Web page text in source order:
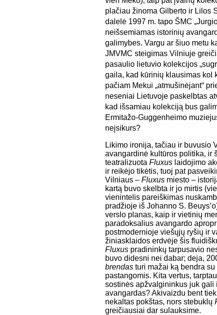
plačiau žinoma Gilberto ir Lilos
dalelė 1997 m. tapo ŠMC
neišsemiamas istorinių
galimybes. Vargu ar šiuo metu
JMVMC steigimas Vilniuje
pasaulio lietuvio kolekcijos
gaila, kad kūrinių klausimas kol
pačiam Mekui „atmušinėjant“
neseniai Lietuvoje paskelbtas
kad išsamiau kolekciją bus
Ermitažo-Guggenheimo
neįsikurs?
Likimo ironija, tačiau ir buvusio
avangardinė kultūros politika, ir
teatralizuota Fluxus laidojimo
ir reikėjo tikėtis, tuoj pat
Vilniaus – Fluxus miesto –
kartą buvo skelbta ir jo mirtis
vienintelis pareiškimas
pradžioje iš Johanno S.
verslo planas, kaip ir vietinių
paradoksalius avangardo
postmodernioje viešųjų ryšių ir
žiniasklaidos erdvėje šis
Fluxus pradininkų tarpusavio
buvo didesni nei dabar; deja,
brendas turi mažai ką bendra
pastangomis. Kita vertus,
sostinės apžvalgininkus juk
avangardas? Akivaizdu bent
nekaltas pokštas, nors stebuklų
greičiausiai dar sulauksime.